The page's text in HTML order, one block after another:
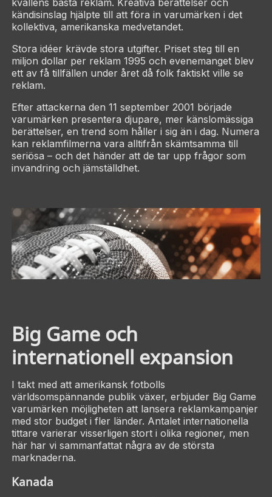
kvällens bästa reklam. Kreativa berättelser och
kändisinslag hjälpte till att föra in varumärken i det
kollektiva, amerikanska medvetandet.
Stora idéer krävde stora utgifter. Priset steg till en
miljon dollar per reklam 1995 och evenemanget blev
ett av få tillfällen under året då folk faktiskt ville se
reklam.
Efter attackerna den 11 september 2001 började
varumärken presentera djupare, mer känslomässiga
berättelser, en trend som håller i sig än i dag. Numera
kan reklamfilmerna vara alltifrån skämtsamma till
seriösa – och det händer att de tar upp frågor som
invandring och jämställdhet.
Big Game och
internationell expansion
I takt med att amerikansk fotbolls
världsomspännande publik växer, erbjuder Big Game
varumärken möjligheten att lansera reklamkampanjer
med stor budget i fler länder. Antalet internationella
tittare varierar visserligen stort i olika regioner, men
här har vi sammanfattat några av de största
marknaderna.
Kanada